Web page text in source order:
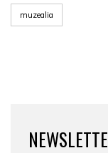
muzealia